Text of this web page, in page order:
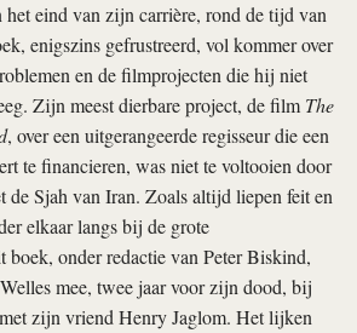
het eind van zijn carrière, rond de tijd van
enigszins gefrustreerd, vol kommer over
en de filmprojecten die hij niet
Zijn meest dierbare project, de film The
, over een uitgerangeerde regisseur die een
te financieren, was niet te voltooien door
de Sjah van Iran. Zoals altijd liepen feit en
elkaar langs bij de grote
boek, onder redactie van Peter Biskind,
mee, twee jaar voor zijn dood, bij
zijn vriend Henry Jaglom. Het lijken